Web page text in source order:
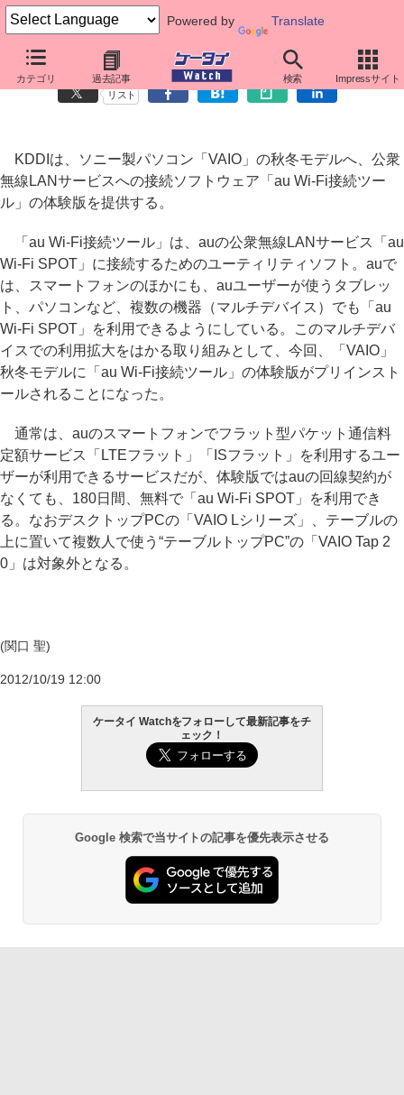
Powered by Translate
カテゴリ 過去記事 検索 Impressサイト
ソニー製「VAIO」秋冬モデルに「au Wi-Fi接続ツール」体験版
リスト
KDDIは、ソニー製パソコン「VAIO」の秋冬モデルへ、公衆
無線LANサービスへの接続ソフトウェア「au Wi-Fi接続ツー
ル」の体験版を提供する。
「au Wi-Fi接続ツール」は、auの公衆無線LANサービス「au
Wi-Fi SPOT」に接続するためのユーティリティソフト。auで
は、スマートフォンのほかにも、auユーザーが使うタブレッ
ト、パソコンなど、複数の機器（マルチデバイス）でも「au
Wi-Fi SPOT」を利用できるようにしている。このマルチデバ
イスでの利用拡大をはかる取り組みとして、今回、「VAIO」
秋冬モデルに「au Wi-Fi接続ツール」の体験版がプリインスト
ールされることになった。
通常は、auのスマートフォンでフラット型パケット通信料
定額サービス「LTEフラット」「ISフラット」を利用するユー
ザーが利用できるサービスだが、体験版ではauの回線契約が
なくても、180日間、無料で「au Wi-Fi SPOT」を利用でき
る。なおデスクトップPCの「VAIO Lシリーズ」、テーブルの
上に置いて複数人で使う“テーブルトップPC”の「VAIO Tap 2
0」は対象外となる。
(関口 聖)
2012/10/19 12:00
ケータイ Watchをフォローして最新記事をチ
ェック！
Google 検索で当サイトの記事を優先表示させる